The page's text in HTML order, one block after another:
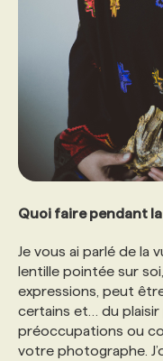
Quoi faire pendant la
Je vous ai parlé de la
lentille pointée sur
expressions, peut
certains et… du plaisir
préoccupations ou
votre photographe.